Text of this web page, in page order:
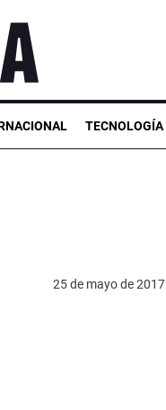
TECNOLOGÍA
25 de mayo de 2017